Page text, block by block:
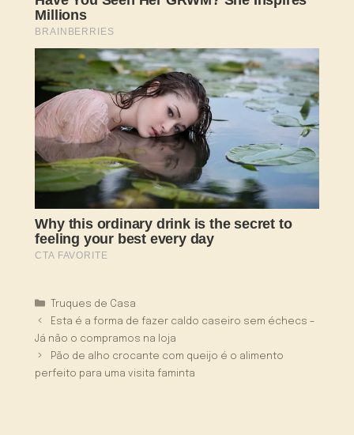
Categorias
Truques de Casa
Esta é a forma de fazer caldo caseiro sem échecs –
Já não o compramos na loja
Pão de alho crocante com queijo é o alimento
perfeito para uma visita faminta